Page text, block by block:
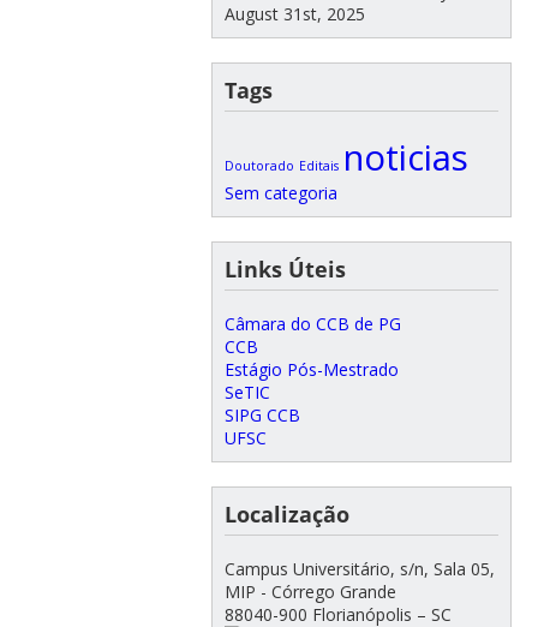
August 31st, 2025
Tags
Doutorado Editais noticias
Sem categoria
Links Úteis
Câmara do CCB de PG
CCB
Estágio Pós-Mestrado
SeTIC
SIPG CCB
UFSC
Localização
Campus Universitário, s/n, Sala 05,
MIP - Córrego Grande
88040-900 Florianópolis – SC